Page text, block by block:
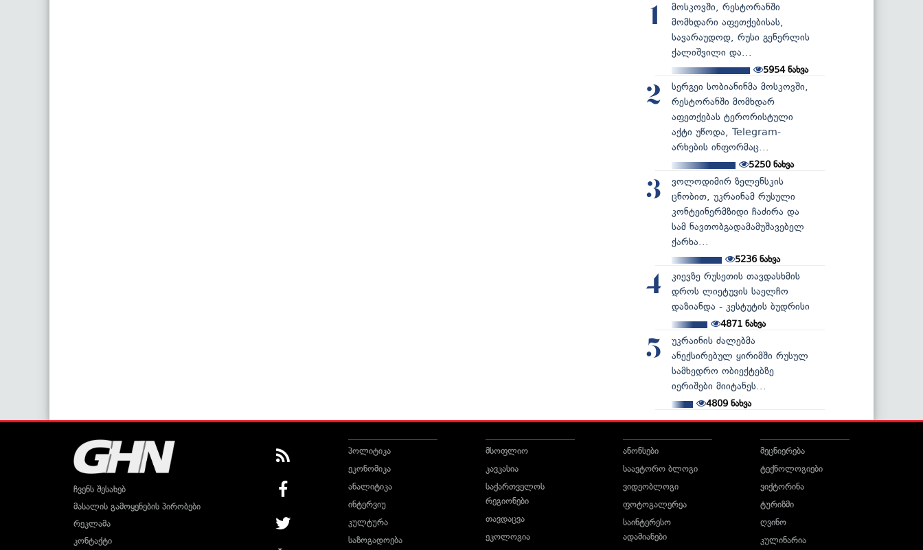
1
მოსკოვში, რესტორანში
მომხდარი აფეთქებისას,
სავარაუდოდ, რუსი გენერლის
ქალიშვილი და...
5954ნახვა
2
სერგეი სობიანინმა მოსკოვში,
რესტორანში მომხდარ
აფეთქებას ტერორისტული
აქტი უწოდა, Telegram-
არხების ინფორმაც...
5250ნახვა
3
ვოლოდიმირ ზელენსკის
ცნობით, უკრაინამ რუსული
კონტეინერმზიდი ჩაძირა და
სამ ნავთობგადამამუშავებელ
ქარხა...
5236ნახვა
4
კიევზე რუსეთის თავდასხმის
დროს ლიეტუვის საელჩო
დაზიანდა - კესტუტის ბუდრისი
4871ნახვა
5
უკრაინის ძალებმა
ანექსირებულ ყირიმში რუსულ
სამხედრო ობიექტებზე
იერიშები მიიტანეს...
4809 ნახვა
ჩვენს შესახებ
მასალის გამოყენების პირობები
რეკლამა
კონტაქტი
პოლიტიკა
ეკონომიკა
ანალიტიკა
ინტერვიუ
კულტურა
საზოგადოება
მსოფლიო
კავკასია
საქართველოს
რეგიონები
თავდაცვა
ეკოლოგია
ანონსები
საავტორო ბლოგი
ვიდეობლოგი
ფოტოგალერეა
საინტერესო
ადამიანები
მეცნიერება
ტექნოლოგიები
ვიქტორინა
ტურიზმი
ღვინო
კულინარია